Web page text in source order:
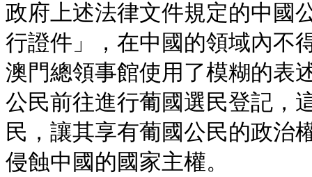
政府上述法律文件規定的中國
行證件」，在中國的領域內不
澳門總領事館使用了模糊的表
公民前往進行葡國選民登記，
民，讓其享有葡國公民的政治
侵蝕中國的國家主權。